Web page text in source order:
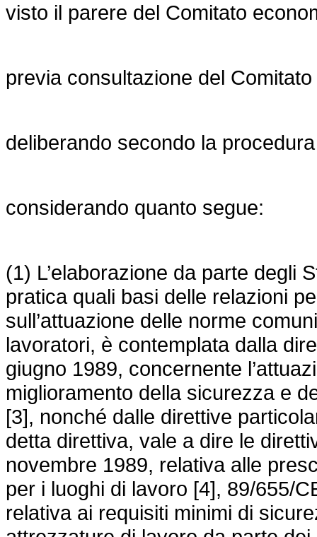
visto il parere del Comitato
previa consultazione del
deliberando secondo la
considerando quanto segue:
(1) L’elaborazione da parte degli
pratica quali basi delle relazioni
sull’attuazione delle norme
lavoratori, è contemplata dalla
giugno 1989, concernente
miglioramento della sicurezza e
[3], nonché dalle direttive
detta direttiva, vale a dire le
novembre 1989, relativa alle
per i luoghi di lavoro [4], 89/655/
relativa ai requisiti minimi di